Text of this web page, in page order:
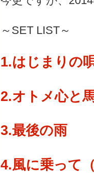
～SET LIST～
1.はじまりの
2.オトメ心と
3.最後の雨
4.風に乗って